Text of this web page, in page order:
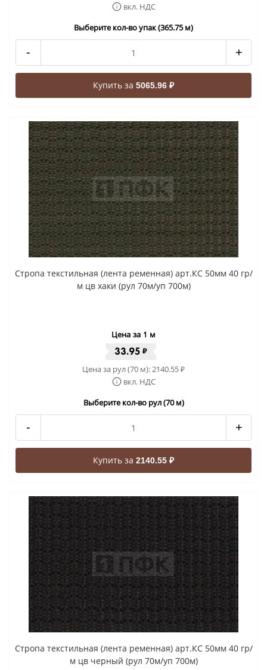
вкл. НДС
Выберите кол-во упак (365.75 м)
- +
Купить за 5065.96 ₽
Стропа текстильная (лента ременная) арт.КС 50мм 40 гр/
м цв хаки (рул 70м/уп 700м)
Цена за 1 м
33.95 ₽
Цена за рул (70 м):2140.55₽
вкл. НДС
Выберите кол-во рул (70 м)
- +
Купить за 2140.55 ₽
Стропа текстильная (лента ременная) арт.КС 50мм 40 гр/
м цв черный (рул 70м/уп 700м)